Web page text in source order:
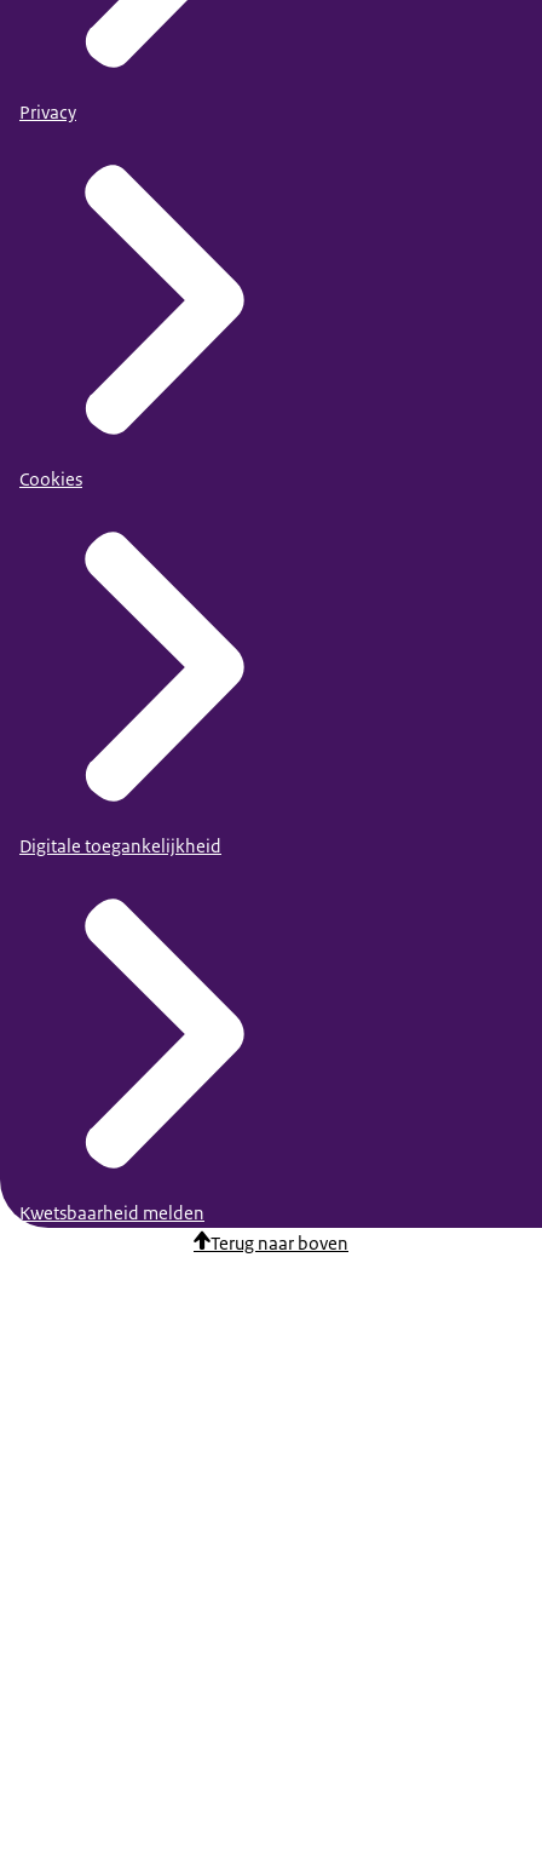
Privacy
Cookies
Digitale toegankelijkheid
Kwetsbaarheid melden
Terug naar boven